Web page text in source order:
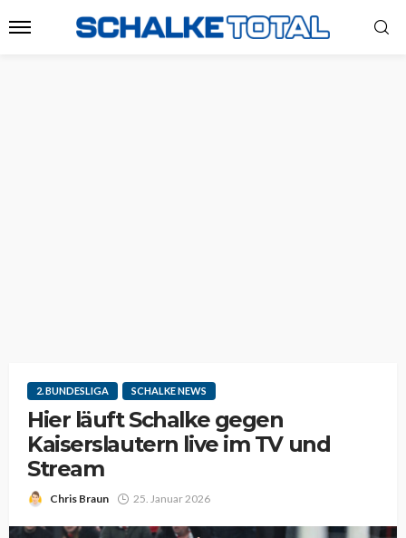
2. BUNDESLIGA SCHALKE NEWS
Hier läuft Schalke gegen
Kaiserslautern live im TV und
Stream
Chris Braun 25. Januar 2026